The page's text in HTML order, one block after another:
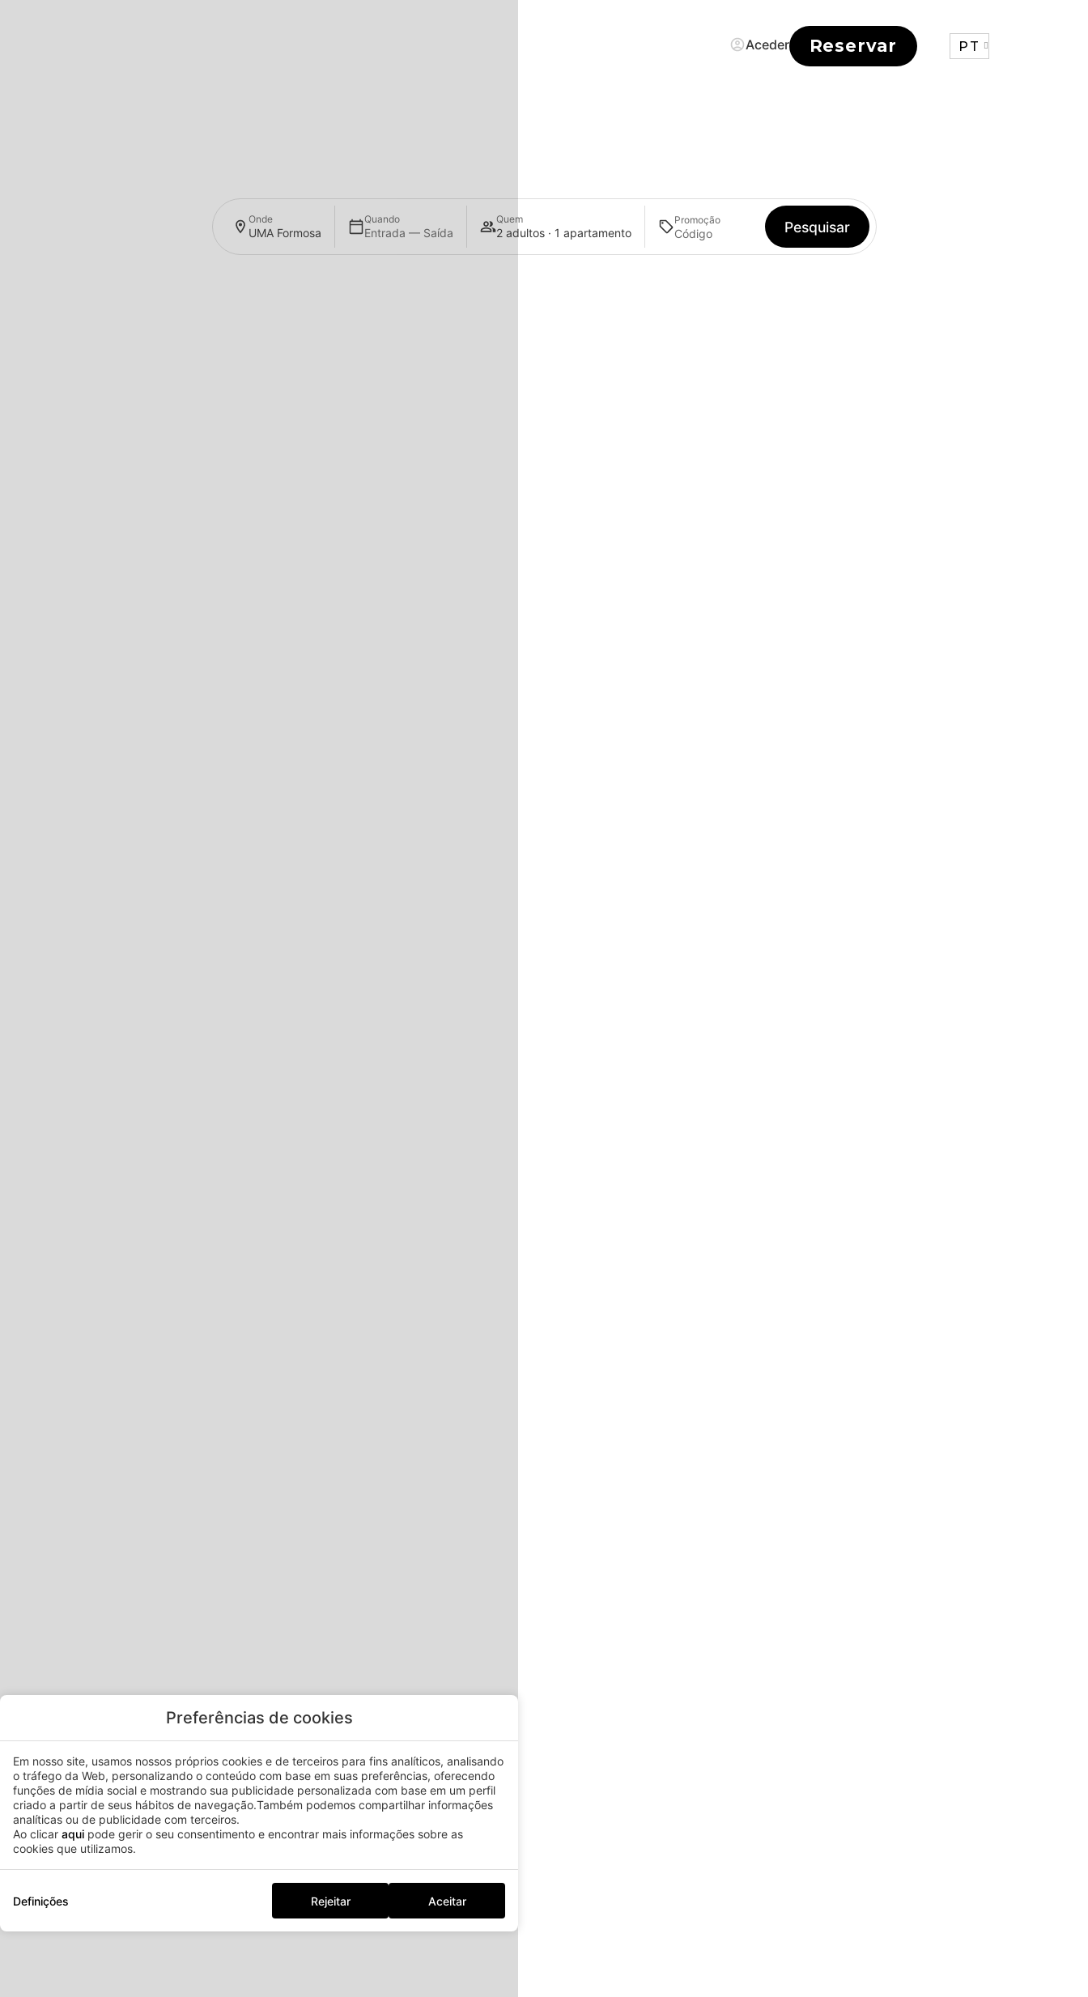
Aceder Reservar PT
Onde
UMA Formosa
Quando
Entrada — Saída
Quem
2 adultos · 1 apartamento
Promoção Pesquisar
Preferências de cookies
Em nosso site, usamos nossos próprios cookies e de terceiros para fins analíticos, analisando
o tráfego da Web, personalizando o conteúdo com base em suas preferências, oferecendo
funções de mídia social e mostrando sua publicidade personalizada com base em um perfil
criado a partir de seus hábitos de navegação.Também podemos compartilhar informações
analíticas ou de publicidade com terceiros.
Ao clicar aqui pode gerir o seu consentimento e encontrar mais informações sobre as
cookies que utilizamos.
Definições Rejeitar Aceitar